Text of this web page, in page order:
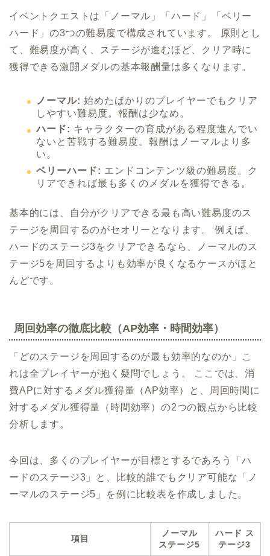
イベントクエストは「ノーマル」「ハード」「ベリー
ハード」の3つの難易度で構成されています。 原則とし
て、難易度が高く、ステージが進むほど、クリア時に
獲得できる激闘メダルの基本報酬量は多くなります。
ノーマル: 始めたばかりのプレイヤーでもクリア
しやすい難易度。報酬は少なめ。
ハード: キャラクターの育成がある程度進んでい
ないと苦戦する難易度。報酬はノーマルより多
い。
ベリーハード: エンドコンテンツ級の難易度。ク
リアできれば最も多くのメダルを獲得できる。
基本的には、自分がクリアできる最も高い難易度のス
テージを周回するのがセオリーとなります。 例えば、
ハードのステージ3をクリアできるなら、ノーマルのス
テージ5を周回するよりも効率が良くなるケースがほと
んどです。
周回効率の徹底比較（AP効率・時間効率）
「どのステージを周回するのが最も効率的なのか」こ
れは全プレイヤーが抱く疑問でしょう。 ここでは、消
費APに対するメダル獲得量（AP効率）と、周回時間に
対するメダル獲得量（時間効率）の2つの観点から比較
分析します。
今回は、多くのプレイヤーが目標とするであろう「ハ
ードのステージ3」と、比較的誰でもクリア可能な「ノ
ーマルのステージ5」を例に比較表を作成しました。
項目
ノーマル
ステージ5
ハード ス
テージ3